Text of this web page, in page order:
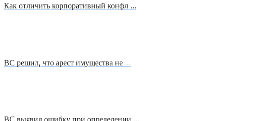
Как отличить корпоративный конфл …
ВС решил, что арест имущества не …